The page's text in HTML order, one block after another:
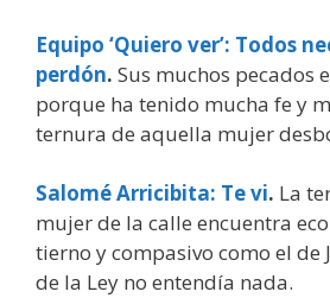
Equipo ‘Quiero ver’: Todos
perdón. Sus muchos pecados
porque ha tenido mucha fe y
ternura de aquella mujer
Salomé Arricibita: Te vi. La
mujer de la calle encuentra
tierno y compasivo como el de
de la Ley no entendía nada.